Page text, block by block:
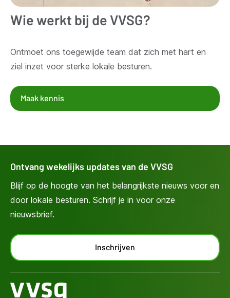
Wie werkt bij de VVSG?
Ontmoet ons toegewijde team dat zich met hart en
ziel inzet voor sterke lokale besturen.
Maak kennis
Ontvang wekelijks updates van de VVSG
Blijf op de hoogte van het belangrijkste nieuws voor en
door lokale besturen. Schrijf je in voor onze
nieuwsbrief.
Inschrijven